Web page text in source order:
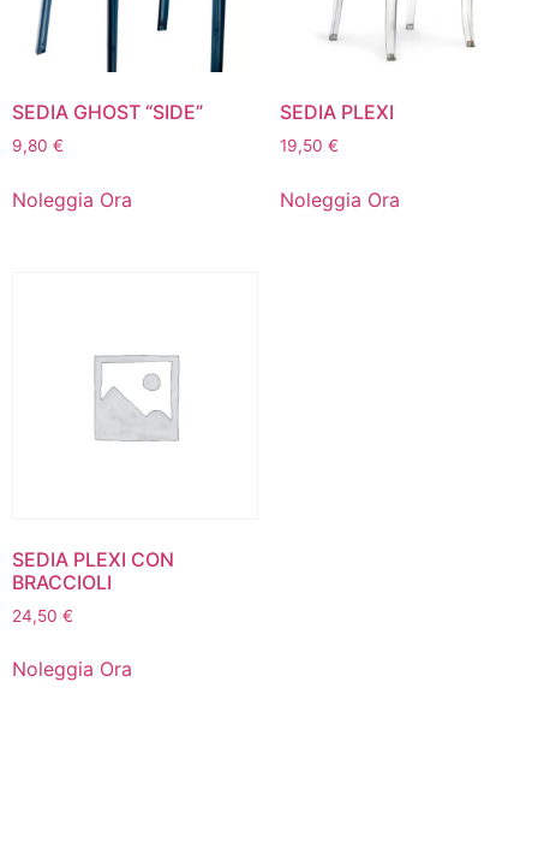
SEDIA GHOST “SIDE”
9,80 €
Noleggia Ora
SEDIA PLEXI
19,50 €
Noleggia Ora
SEDIA PLEXI CON
BRACCIOLI
24,50 €
Noleggia Ora